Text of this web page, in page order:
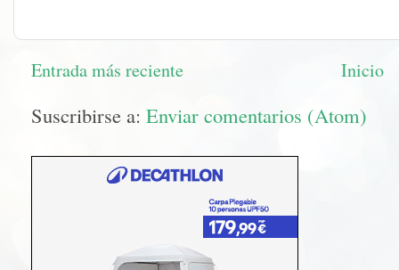
Entrada más reciente Inicio
Suscribirse a: Enviar comentarios (Atom)